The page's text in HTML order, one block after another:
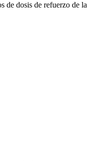
de dosis de refuerzo de